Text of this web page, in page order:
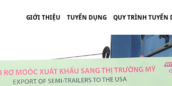
GIỚI THIỆU TUYỂN DỤNG QUY TRÌNH TUYỂN